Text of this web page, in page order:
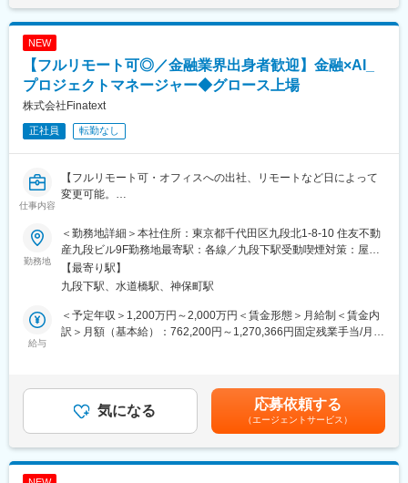
NEW
【フルリモート可◎／金融業界出身者歓迎】金融×AI_
プロジェクトマネージャー◆グロース上場
株式会社Finatext
正社員 転勤なし
仕事内容
【フルリモート可・オフィスへの出社、リモートなど日によって
変更可能。
できます！／完全週休二日制】
金融業界の常識を覆すDXプラットフォーマーとして、あなたの専
門性を一段高いステージへ引き上げます。大手金融機関と連携
し、AIを活用したPM業務の再設計にも挑戦。大規模かつ社会貢献
度の高い環境で、事業価値を創出する真のプロフェッショナルを
目指しませんか。
■ 案件・商材の説明
連携する大規模な案件が中心です。BtoBのみならず、エンドユー
ザーに届くサービスとして社会インフラを支えるやりがいがあり
ます。
勤務地
＜勤務地詳細＞本社住所：東京都千代田区九段北1-8-10 住友不動
産九段ビル9F勤務地最寄駅：各線／九段下駅受動喫煙対策：屋内
全面禁煙変更の範囲：会社の定める事業所（リモートワーク含
む）
【最寄り駅】
九段下駅、水道橋駅、神保町駅
給与
＜予定年収＞1,200万円～2,000万円＜賃金形態＞月給制＜賃金内
訳＞月額（基本給）：762,200円～1,270,366円固定残業手当/月：
＞※当社給与規定により、経験・スキル等を考慮した上で決定いた
します。賃金はあくまでも目安の金額であり、選考を通じて上下
する可能性があります。月給(月額)は固定手当を含めた表記です。
気になる 応募依頼する
（エージェントサービス）